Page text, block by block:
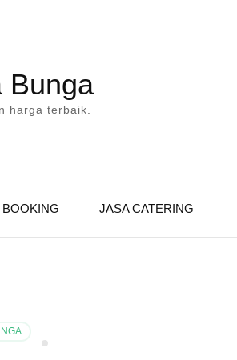
Bunga
harga terbaik.
JASA CATERING